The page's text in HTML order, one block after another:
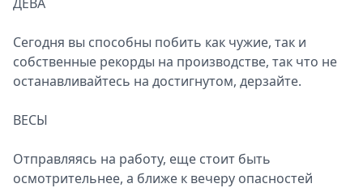
Сегодня вы способны побить как чужие, так и
собственные рекорды на производстве, так что не
останавливайтесь на достигнутом, дерзайте.
ВЕСЫ
Отправляясь на работу, еще стоит быть
осмотрительнее, а ближе к вечеру опасностей